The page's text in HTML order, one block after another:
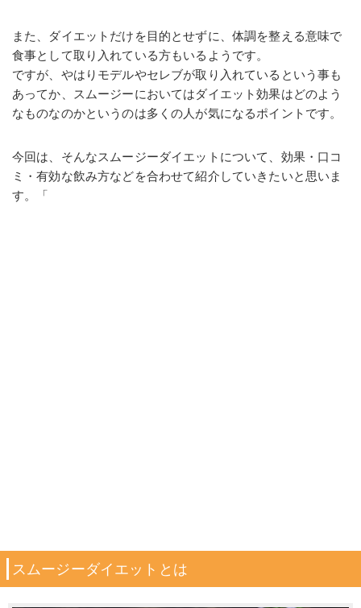
また、ダイエットだけを目的とせずに、体調を整える意味で
食事として取り入れている方もいるようです。
ですが、やはりモデルやセレブが取り入れているという事も
あってか、スムージーにおいてはダイエット効果はどのよう
なものなのかというのは多くの人が気になるポイントです。
今回は、そんなスムージーダイエットについて、効果・口コ
ミ・有効な飲み方などを合わせて紹介していきたいと思いま
す。「
スムージーダイエットとは